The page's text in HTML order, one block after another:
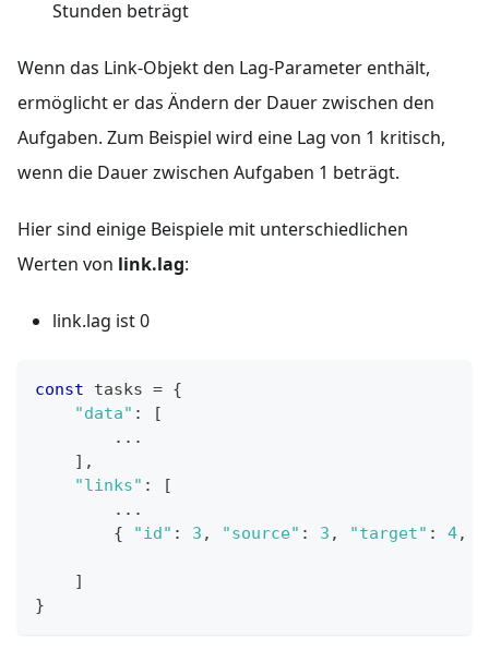
Stunden beträgt
Wenn das Link-Objekt den Lag-Parameter enthält,
ermöglicht er das Ändern der Dauer zwischen den
Aufgaben. Zum Beispiel wird eine Lag von 1 kritisch,
wenn die Dauer zwischen Aufgaben 1 beträgt.
Hier sind einige Beispiele mit unterschiedlichen
Werten von link.lag:
link.lag ist 0
const tasks = {
"data" :
[
...
] ,
"links" :
[
...
{
"id" : 3 , "source" : 3 , "target" : 4,
]
}